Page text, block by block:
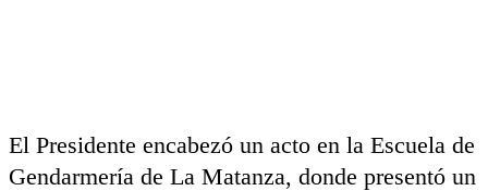
El Presidente encabezó un acto en la Escuela de
Gendarmería de La Matanza, donde presentó un